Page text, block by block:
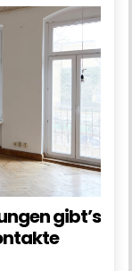
gibt’s